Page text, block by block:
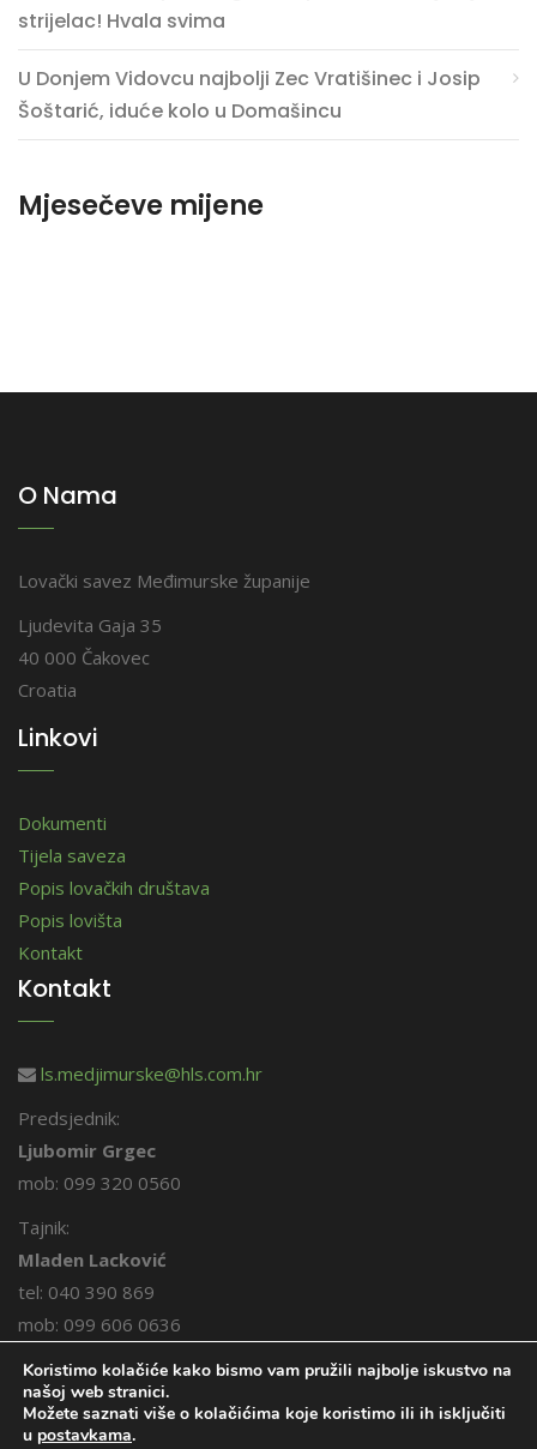
strijelac! Hvala svima
U Donjem Vidovcu najbolji Zec Vratišinec i Josip
Šoštarić, iduće kolo u Domašincu
Mjesečeve mijene
O Nama
Lovački savez Međimurske županije
Ljudevita Gaja 35
40 000 Čakovec
Croatia
Linkovi
Dokumenti
Tijela saveza
Popis lovačkih društava
Popis lovišta
Kontakt
Kontakt
ls.medjimurske@hls.com.hr
Predsjednik:
Ljubomir Grgec
mob: 099 320 0560
Tajnik:
Mladen Lacković
tel: 040 390 869
mob: 099 606 0636
Koristimo kolačiće kako bismo vam pružili najbolje iskustvo na
našoj web stranici.
Možete saznati više o kolačićima koje koristimo ili ih isključiti
u postavkama.